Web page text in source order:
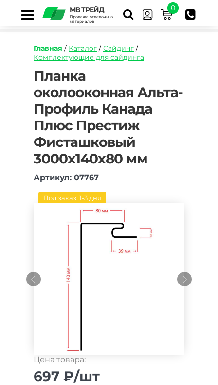
МВ ТРЕЙД
Продажа отделочных
материалов
0
Главная / Каталог / Сайдинг /
Комплектующие для сайдинга
https://mvtrade.ru/images/id/normal/planka-
okolookonnaya-
alta-
profil-
kanada-
plyus-
prestizh-
fistashkovyy-
3050-
mm.jpg
Планка
околооконная Альта-
Профиль Канада
Плюс Престиж
Фисташковый
3000х140х80 мм
Артикул: 07767
Под заказ: 1-3 дня
Цена товара:
697 ₽/шт